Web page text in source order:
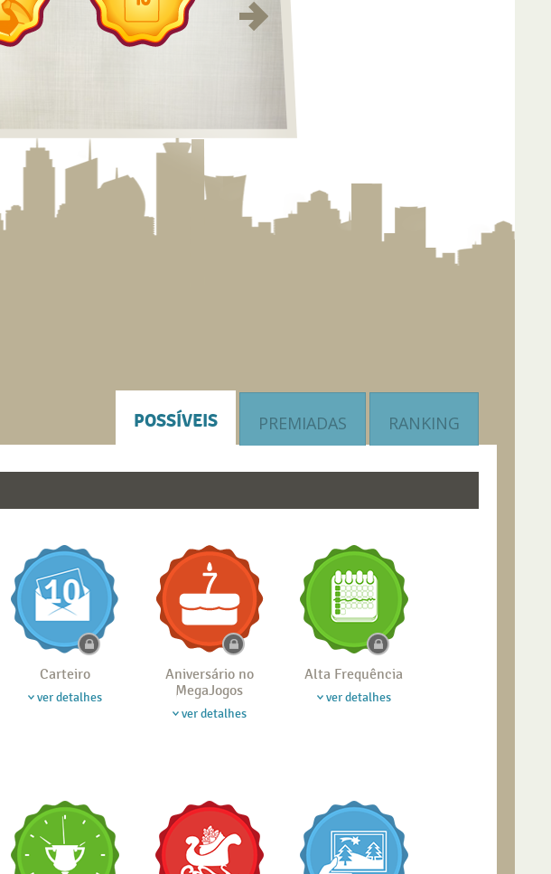
POSSÍVEIS PREMIADAS RANKING
Carteiro
ver detalhes
Aniversário no
MegaJogos
ver detalhes
Alta Frequência
ver detalhes